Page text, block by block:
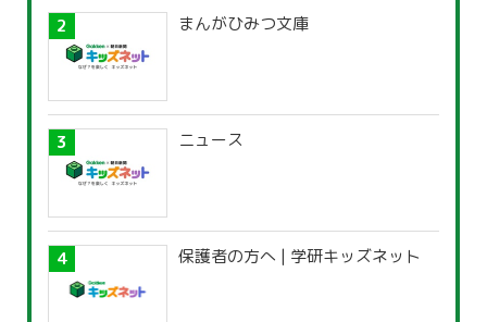
まんがひみつ文庫
ニュース
保護者の方へ | 学研キッズネット